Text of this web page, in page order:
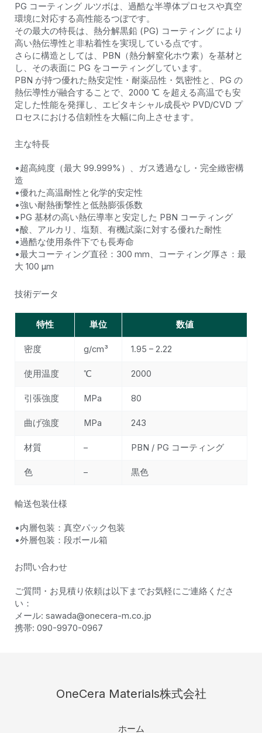
PG コーティング ルツボは、過酷な半導体プロセスや真空
環境に対応する高性能るつぼです。
その最大の特長は、熱分解黒鉛 (PG) コーティング により
高い熱伝導性と非粘着性を実現している点です。
さらに構造としては、PBN（熱分解窒化ホウ素）を基材と
し、その表面に PG をコーティングしています。
PBN が持つ優れた熱安定性・耐薬品性・気密性と、PG の
熱伝導性が融合することで、2000 ℃ を超える高温でも安
定した性能を発揮し、エピタキシャル成長や PVD/CVD プ
ロセスにおける信頼性を大幅に向上させます。
主な特長
•超高純度（最大 99.999%）、ガス透過なし・完全緻密構
造
•優れた高温耐性と化学的安定性
•強い耐熱衝撃性と低熱膨張係数
•PG 基材の高い熱伝導率と安定した PBN コーティング
•酸、アルカリ、塩類、有機試薬に対する優れた耐性
•過酷な使用条件下でも長寿命
•最大コーティング直径：300 mm、コーティング厚さ：最
大 100 μm
技術データ
特性 単位 数値
密度 g/cm³ 1.95 – 2.22
使用温度 ℃ 2000
引張強度 MPa 80
曲げ強度 MPa 243
材質 – PBN / PG コーティング
色 – 黒色
輸送包装仕様
•内層包装：真空パック包装
•外層包装：段ボール箱
お問い合わせ
ご質問・お見積り依頼は以下までお気軽にご連絡くださ
い：
メール: sawada@onecera-m.co.jp
携帯: 090-9970-0967
OneCera Materials株式会社
ホーム